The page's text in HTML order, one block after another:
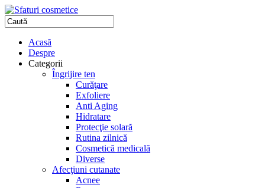
Acasă
Despre
Categorii
Îngrijire ten
Curăţare
Exfoliere
Anti Aging
Hidratare
Protecţie solară
Rutina zilnică
Cosmetică medicală
Diverse
Afecţiuni cutanate
Acnee